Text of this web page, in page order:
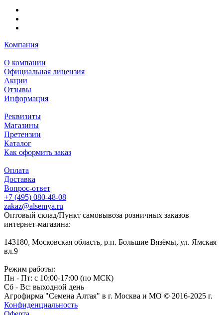
Компания
О компании
Официальная лицензия
Акции
Отзывы
Информация
Реквизиты
Магазины
Претензии
Каталог
Как оформить заказ
Оплата
Доставка
Вопрос-ответ
+7 (495) 080-48-08
zakaz@alsemya.ru
Оптовый склад/Пункт самовывоза розничных заказов
интернет-магазина:
143180, Московская область, р.п. Большие Вязёмы, ул. Ямская
вл.9
Режим работы:
Пн - Пт: с 10:00-17:00 (по МСК)
Сб - Вс: выходной день
Агрофирма "Семена Алтая" в г. Москва и МО © 2016-2025 г.
Конфиденциальность